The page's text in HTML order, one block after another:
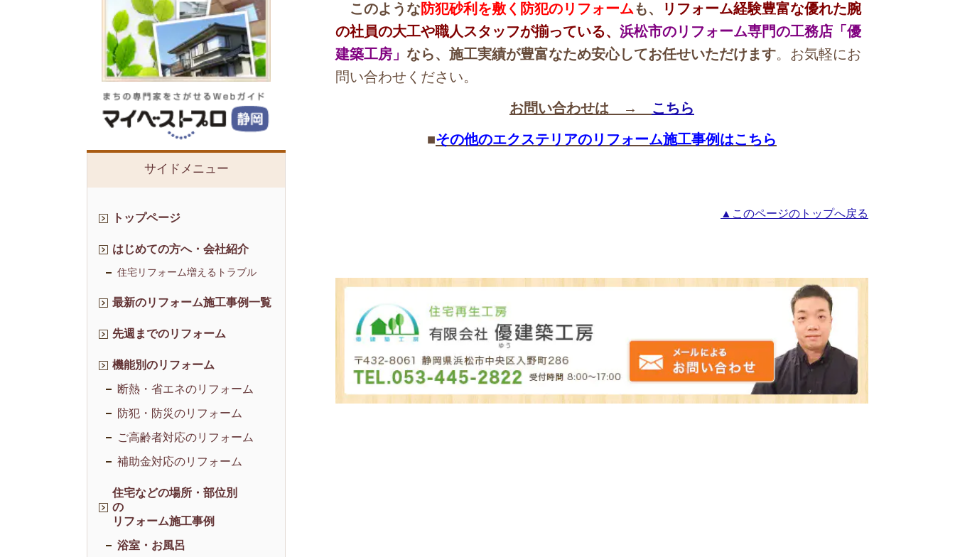
このような防犯砂利を敷く防犯のリフォームも、
リフォーム経験豊富な優れた腕
の社員の大工や職人スタッフが揃っている、 浜松市のリフォーム専門の工務店「優
建築工房」 なら、施工実績が豊富なため安心してお任せいただけます。お気軽にお
問い合わせください。
お問い合わせは → こちら
■その他のエクステリアのリフォーム施工事例はこちら
▲このページのトップへ戻る
サイドメニュー
トップページ
はじめての方へ・会社紹介
住宅リフォーム増えるトラブル
最新のリフォーム施工事例一覧
先週までのリフォーム
機能別のリフォーム
断熱・省エネのリフォーム
防犯・防災のリフォーム
ご高齢者対応のリフォーム
補助金対応のリフォーム
住宅などの場所・部位別
の
リフォーム施工事例
浴室・お風呂